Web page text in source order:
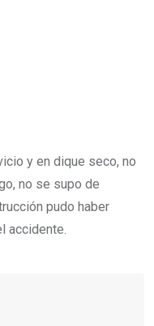
y en dique seco, no
no se supo de
pudo haber
accidente.